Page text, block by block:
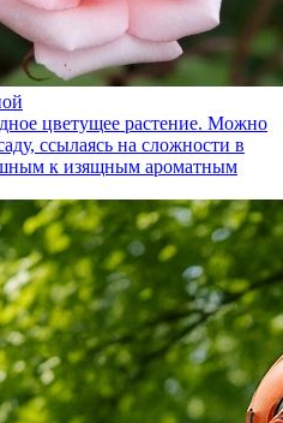
цветущее растение. Можно
ссылаясь на сложности в
к изящным ароматным